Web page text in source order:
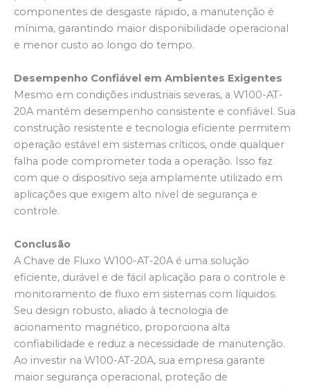
componentes de desgaste rápido, a manutenção é
mínima, garantindo maior disponibilidade operacional
e menor custo ao longo do tempo.
Desempenho Confiável em Ambientes Exigentes
Mesmo em condições industriais severas, a W100-AT-
20A mantém desempenho consistente e confiável. Sua
construção resistente e tecnologia eficiente permitem
operação estável em sistemas críticos, onde qualquer
falha pode comprometer toda a operação. Isso faz
com que o dispositivo seja amplamente utilizado em
aplicações que exigem alto nível de segurança e
controle.
Conclusão
A Chave de Fluxo W100-AT-20A é uma solução
eficiente, durável e de fácil aplicação para o controle e
monitoramento de fluxo em sistemas com líquidos.
Seu design robusto, aliado à tecnologia de
acionamento magnético, proporciona alta
confiabilidade e reduz a necessidade de manutenção.
Ao investir na W100-AT-20A, sua empresa garante
maior segurança operacional, proteção de